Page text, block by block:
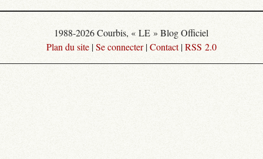
1988-2026 Courbis, « LE » Blog Officiel
Plan du site |Se connecter|Contact|RSS 2.0